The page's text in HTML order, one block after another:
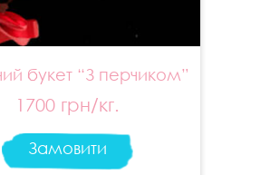
букет “З перчиком”
1700 грн/кг.
Замовити